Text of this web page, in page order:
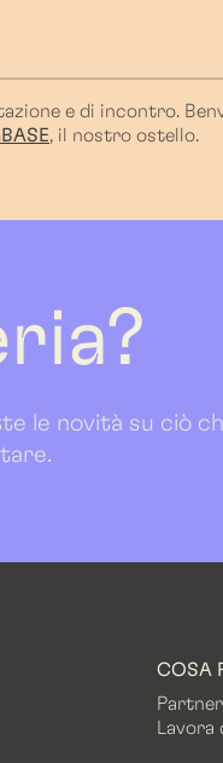
e di incontro.
, il nostro ostello.
le novità su ciò
COSA
Partner